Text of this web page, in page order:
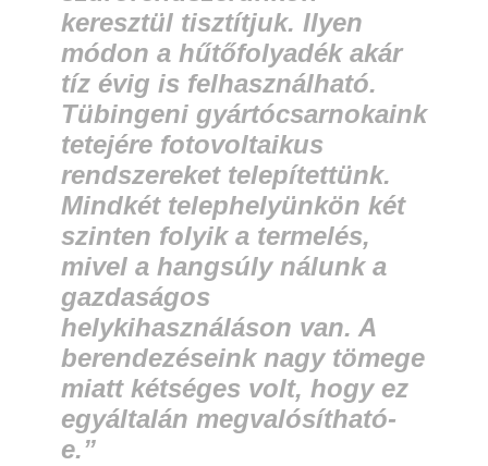
keresztül tisztítjuk. Ilyen
módon a hűtőfolyadék akár
tíz évig is felhasználható.
Tübingeni gyártócsarnokaink
tetejére fotovoltaikus
rendszereket telepítettünk.
Mindkét telephelyünkön két
szinten folyik a termelés,
mivel a hangsúly nálunk a
gazdaságos
helykihasználáson van. A
berendezéseink nagy tömege
miatt kétséges volt, hogy ez
egyáltalán megvalósítható-
e.”